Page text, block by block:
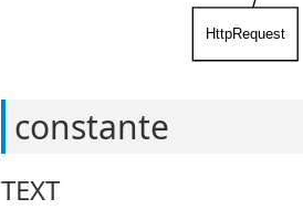
HttpRequest
constante
TEXT